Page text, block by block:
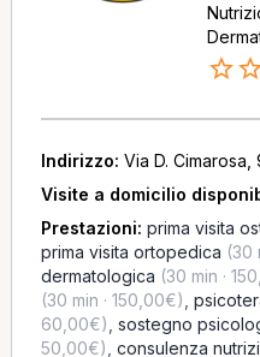
Indirizzo: Via D.
Visite a domicilio
Prestazioni: prima visita
prima visita ortopedica (30
dermatologica (30 min ·
(30 min · 150,00€)
60,00€) sostegno
50,00€) consulenza